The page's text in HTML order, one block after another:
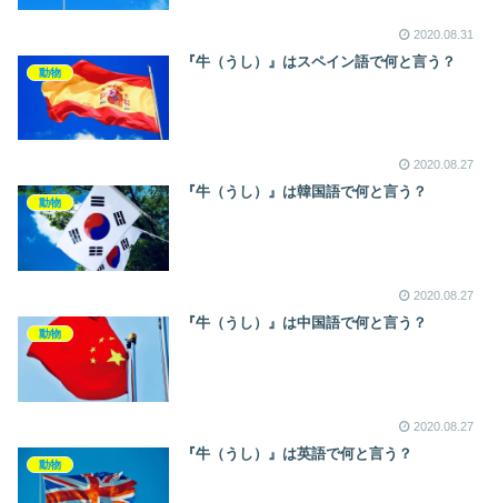
2020.08.31
動物
『牛（うし）』はスペイン語で何と言う？
2020.08.27
動物
『牛（うし）』は韓国語で何と言う？
2020.08.27
動物
『牛（うし）』は中国語で何と言う？
2020.08.27
動物
『牛（うし）』は英語で何と言う？